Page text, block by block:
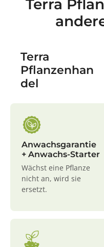
Terra
Terra
Pflanzenhan
del
Anwachsgarantie
+ Anwachs-Starter
Wächst eine Pflanze
nicht an, wird sie
ersetzt.